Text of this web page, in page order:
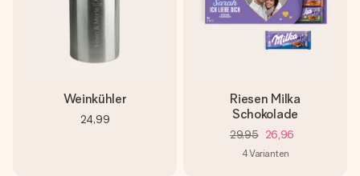
Weinkühler
24,99
Riesen Milka
Schokolade
29,95 26,96
4Varianten